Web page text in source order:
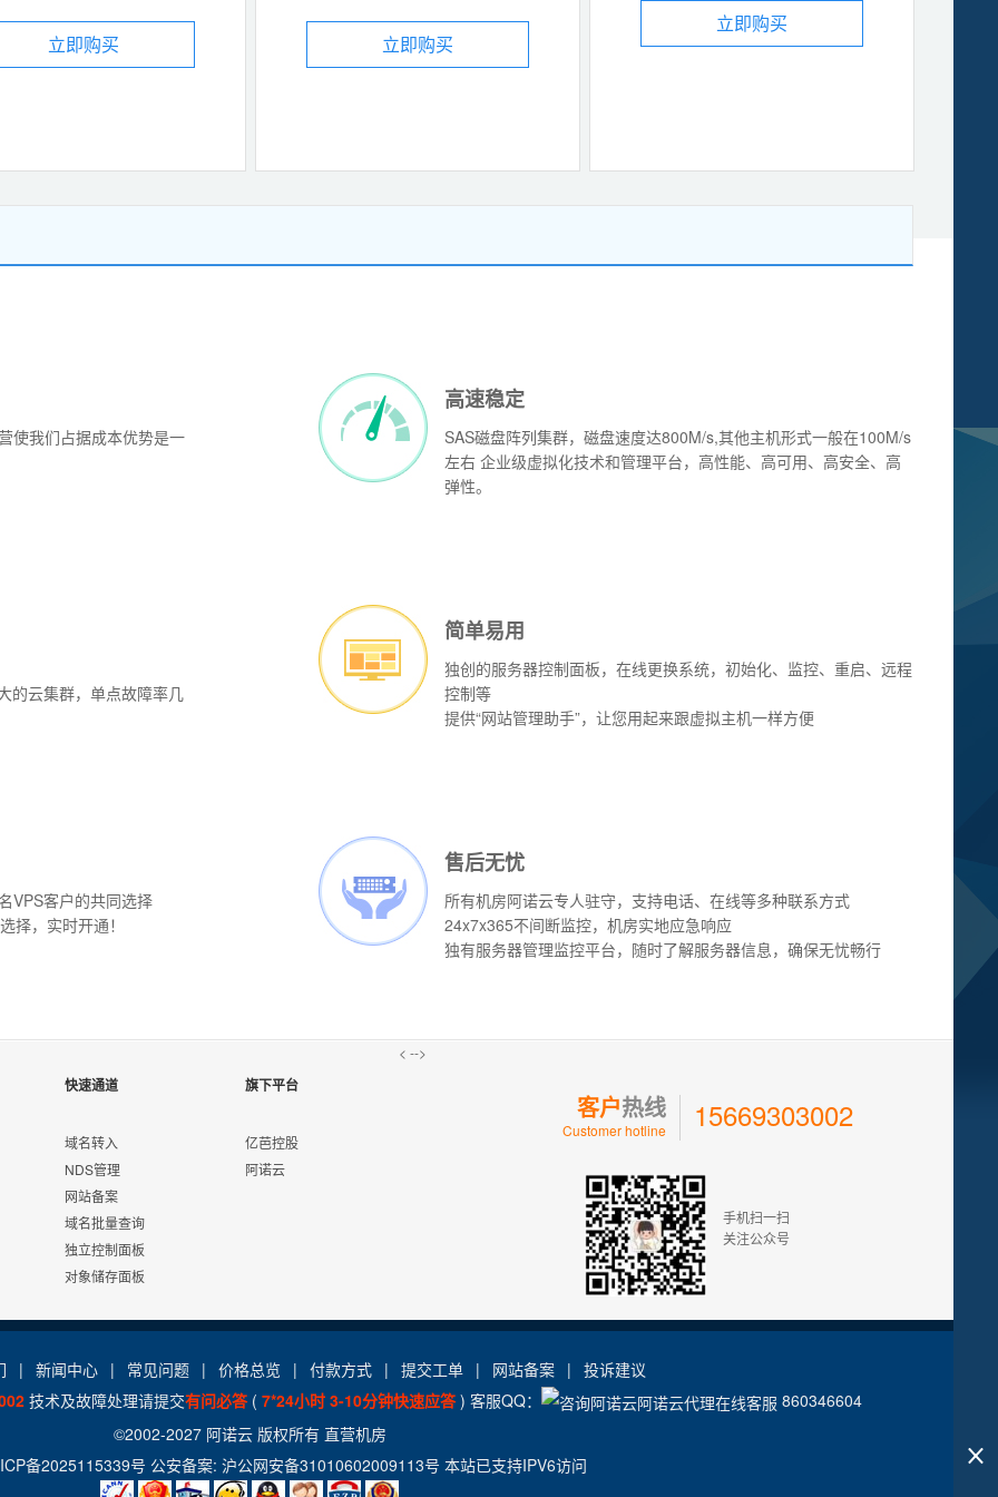
立即购买 立即购买
立即购买
使我们占据成本优势是一
高速稳定
SAS磁盘阵列集群，磁盘速度达800M/s,其他主机形式一般在100M/s
左右 企业级虚拟化技术和管理平台，高性能、高可用、高安全、高
弹性。
的云集群，单点故障率几
简单易用
独创的服务器控制面板，在线更换系统，初始化、监控、重启、远程
控制等
提供“网站管理助手”，让您用起来跟虚拟主机一样方便
VPS客户的共同选择
择，实时开通！
售后无忧
所有机房阿诺云专人驻守，支持电话、在线等多种联系方式
24x7x365不间断监控，机房实地应急响应
独有服务器管理监控平台，随时了解服务器信息，确保无忧畅行
随意升级CPU、内存、硬盘等计算资源。 用户拥有完全的管理权限，可自行在服务器上安装配置软件或程序，部署各种互联网应
管理网站、数据库，帮您快速上线业务。
、PhpMyadmin3.4.8、FTP Server、Jmail等多种组。
->服务器管理->备份/恢复中自行恢复上次备份的数据。具体恢复流程请参看
快速通道
域名转入
NDS管理
网站备案
域名批量查询
独立控制面板
对象储存面板
<
旗下平台
亿芭控股
阿诺云
-->
客户热线
Customer hotline 15669303002
手机扫一扫
关注公众号
| 新闻中心 | 常见问题 | 价格总览 | 付款方式 | 提交工单 | 网站备案 | 投诉建议
技术及故障处理请提交有问必答( 7*24小时 3-10分钟快速应答) 客服QQ：
860346604
©2002-2027 阿诺云版权所有 直营机房
备2025115339号 公安备案: 沪公网安备31010602009113号 本站已支持IPV6访问